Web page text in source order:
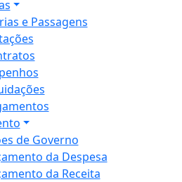
e Passagens
de Governo
da Despesa
da Receita